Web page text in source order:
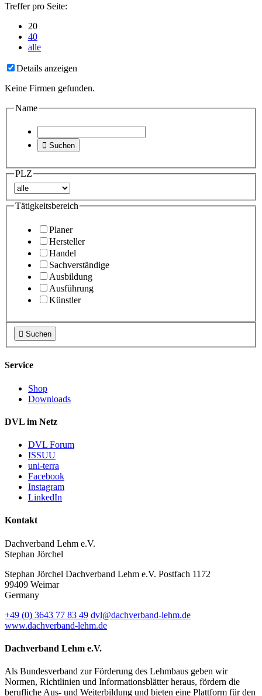
Treffer pro Seite:
20
40
alle
Details anzeigen
Keine Firmen gefunden.
Name
 Suchen
PLZ
Tätigkeitsbereich
Planer
Hersteller
Handel
Sachverständige
Ausbildung
Ausführung
Künstler
 Suchen
Service
Shop
Downloads
DVL im Netz
DVL Forum
ISSUU
uni-terra
Facebook
Instagram
LinkedIn
Kontakt
Dachverband Lehm e.V.
Stephan Jörchel
Stephan Jörchel Dachverband Lehm e.V. Postfach 1172
99409 Weimar
Germany
+49 (0) 3643 77 83 49 dvl@dachverband-lehm.de
www.dachverband-lehm.de
Dachverband Lehm e.V.
Als Bundesverband zur Förderung des Lehmbaus geben wir
Normen, Richtlinien und Informationsblätter heraus, fördern die
berufliche Aus- und Weiterbildung und bieten eine Plattform für den